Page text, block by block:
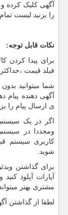
آگهی کلیک کرده
را بزنید.لیست
نکات قابل توجه:
برای پیدا کردن
فیلد قیمت ،حداکثر
شما میتوانید
آگهی دهنده پیام
ی ارسال پیام را
اگر در یک سیستم
ومجددا در
کاربری سیستم
شوید.
برای گذاشتن
آپارات آپلود
مشتری بهتر
لطفا از گذاشتن